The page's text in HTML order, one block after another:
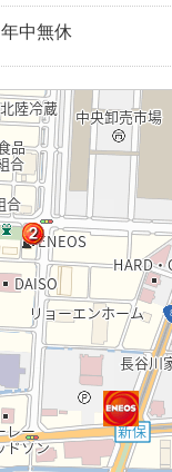
年中無休